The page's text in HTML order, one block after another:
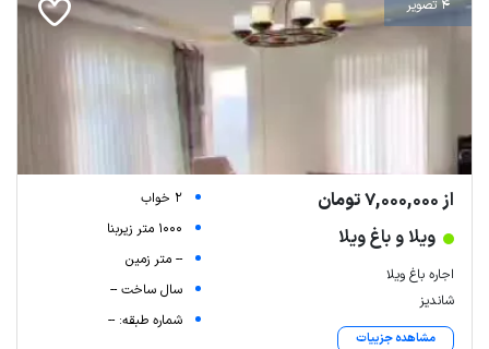
4 تصویر
از 7,000,000 تومان
ویلا و باغ ویلا
اجاره باغ ویلا
شاندیز
مشاهده جزییات
2 خواب
1000 متر زیربنا
-- متر زمین
سال ساخت --
شماره طبقه: --